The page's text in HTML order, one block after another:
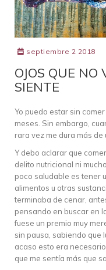
septiembre 2 2018
OJOS QUE NO
SIENTE
Yo puedo estar sin
meses. Sin embargo,
rara vez me dura más de
Y debo aclarar que
delito nutricional ni
poco saludable es tener
alimentos u otras
terminaba de cenar,
pensando en buscar en
fuese un premio muy
sin pausa, sabiendo que
acaso esto era
que me sentía más que